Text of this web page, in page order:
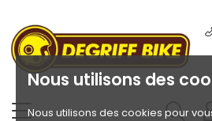
Nous utilisons des
Nous utilisons des cookies pour